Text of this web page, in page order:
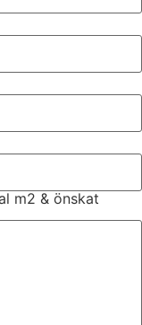
m2 & önskat